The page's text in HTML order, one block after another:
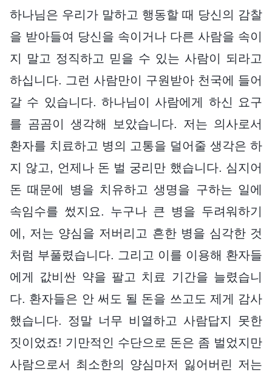
하나님은 우리가 말하고 행동할 때 당신의 감찰
을 받아들여 당신을 속이거나 다른 사람을 속이
지 말고 정직하고 믿을 수 있는 사람이 되라고
하십니다. 그런 사람만이 구원받아 천국에 들어
갈 수 있습니다. 하나님이 사람에게 하신 요구
를 곰곰이 생각해 보았습니다. 저는 의사로서
환자를 치료하고 병의 고통을 덜어줄 생각은 하
지 않고, 언제나 돈 벌 궁리만 했습니다. 심지어
돈 때문에 병을 치유하고 생명을 구하는 일에
속임수를 썼지요. 누구나 큰 병을 두려워하기
에, 저는 양심을 저버리고 흔한 병을 심각한 것
처럼 부풀렸습니다. 그리고 이를 이용해 환자들
에게 값비싼 약을 팔고 치료 기간을 늘렸습니
다. 환자들은 안 써도 될 돈을 쓰고도 제게 감사
했습니다. 정말 너무 비열하고 사람답지 못한
짓이었죠! 기만적인 수단으로 돈은 좀 벌었지만
사람으로서 최소한의 양심마저 잃어버린 저는